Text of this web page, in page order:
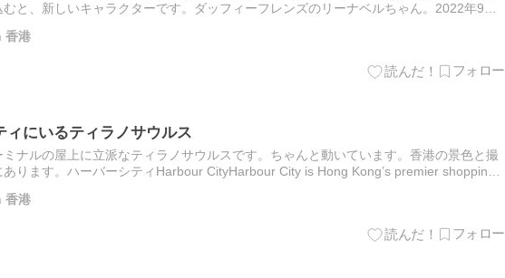
と、新しいキャラクターです。ダッフィーフレンズのリーナベルちゃん。2022年9月
香港
ィにいるティラノサウルス
ミナルの屋上に立派なティラノサウルスです。ちゃんと動いています。香港の景色と撮
ります。ハーバーシティHarbour CityHarbour City is Hong Kong’s premier shopping
香港